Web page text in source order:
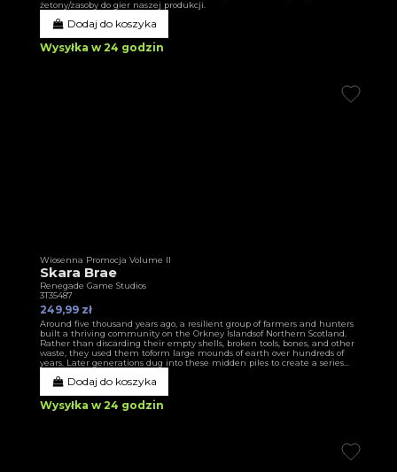
żetony/zasoby do gier naszej produkcji.
Dodaj do koszyka
Wysyłka w 24 godzin
Wiosenna Promocja Volume II
Skara Brae
Renegade Game Studios
3T35487
249,99 zł
Around five thousand years ago, a resilient group of farmers and hunters
built a thriving community on the Orkney Islandsof Northern Scotland.
Rather than discarding their empty shells, broken tools, bones, and other
waste, they used them toform large mounds of earth over hundreds of
years. Later generations dug into these midden piles to create a series...
Dodaj do koszyka
Wysyłka w 24 godzin